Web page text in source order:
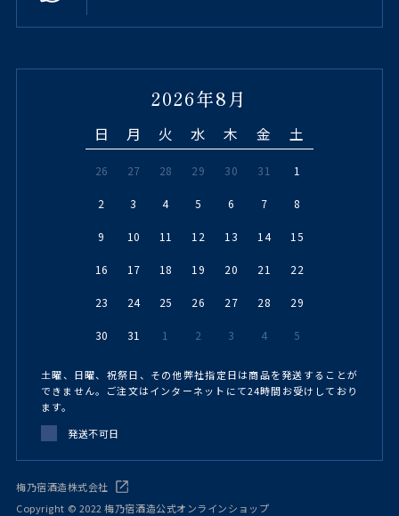
2026年8月
日 月 火 水 木 金 土
26 27 28 29 30 31 1
2 3 4 5 6 7 8
9 10 11 12 13 14 15
16 17 18 19 20 21 22
23 24 25 26 27 28 29
30 31 1 2 3 4 5
土曜、日曜、祝祭日、その他弊社指定日は商品を発送することが
できません。ご注文はインターネットにて24時間お受けしており
ます。
発送不可日
梅乃宿酒造株式会社
Copyright © 2022 梅乃宿酒造公式オンラインショップ